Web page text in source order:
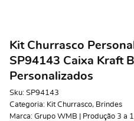
Kit Churrasco
SP94143 Caixa Kraft
Personalizados
Sku: SP94143
Categoria: Kit Churrasco, Brindes
Marca: Grupo WMB | Produção 3 a